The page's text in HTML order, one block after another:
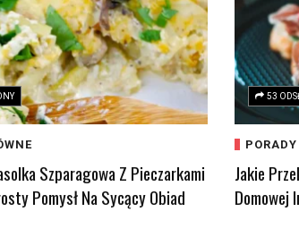
Szparagowa Z Pieczarkami
Pomysł Na Sycący Obiad
53
PORADY
Jakie
Domowej